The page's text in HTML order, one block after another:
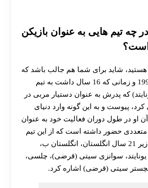
چه تیم هایی به عنوان بازیکن
هستید، شاید برای شما هم جالب باشد که
بدانید او از سال 1994 و زمانی که 16 سال داشت به تیم
که پدرش به عنوان دستیار مربی در
کرد، پیوست و به این گونه وارد دنیای
او در طول دوران فعالیت خود به عنوان
متعددی حضور داشته است که از این تیم‌
ها می‌ توان به تیم زیر 21 سال انگلستان، انگلستان ب،
یونایتد، سوانزی سیتی (قرضی)، چلسی،
سیتی (قرضی) اشاره کرد.